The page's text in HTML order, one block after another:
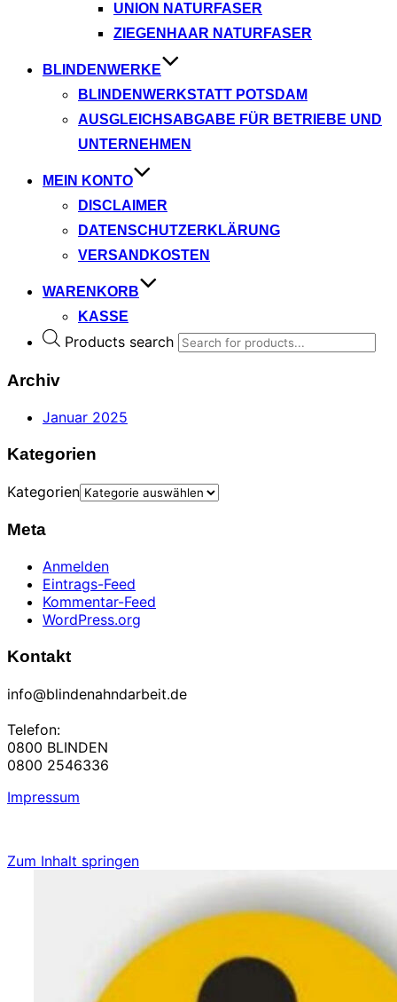
UNION NATURFASER
ZIEGENHAAR NATURFASER
BLINDENWERKE
BLINDENWERKSTATT POTSDAM
AUSGLEICHSABGABE FÜR BETRIEBE UND
UNTERNEHMEN
MEIN KONTO
DISCLAIMER
DATENSCHUTZERKLÄRUNG
VERSANDKOSTEN
WARENKORB
KASSE
Products search
Archiv
Januar 2025
Kategorien
Kategorien
Meta
Anmelden
Eintrags-Feed
Kommentar-Feed
WordPress.org
Kontakt
info@blindenahndarbeit.de
Telefon:
0800 BLINDEN
0800 2546336
Impressum
Zum Inhalt springen